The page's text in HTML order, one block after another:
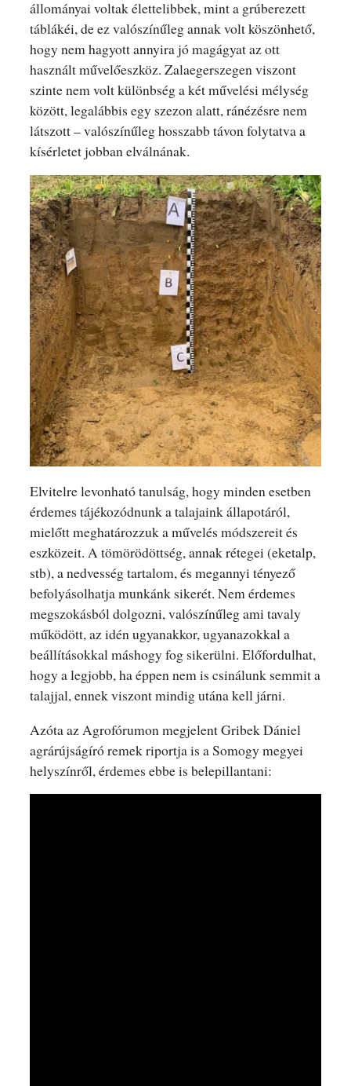
állományai voltak élettelibbek, mint a grúberezett
táblákéi, de ez valószínűleg annak volt köszönhető,
hogy nem hagyott annyira jó magágyat az ott
használt művelőeszköz. Zalaegerszegen viszont
szinte nem volt különbség a két művelési mélység
között, legalábbis egy szezon alatt, ránézésre nem
látszott – valószínűleg hosszabb távon folytatva a
kísérletet jobban elválnának.
Elvitelre levonható tanulság, hogy minden esetben
érdemes tájékozódnunk a talajaink állapotáról,
mielőtt meghatározzuk a művelés módszereit és
eszközeit. A tömörödöttség, annak rétegei (eketalp,
stb), a nedvesség tartalom, és megannyi tényező
befolyásolhatja munkánk sikerét. Nem érdemes
megszokásból dolgozni, valószínűleg ami tavaly
működött, az idén ugyanakkor, ugyanazokkal a
beállításokkal máshogy fog sikerülni. Előfordulhat,
hogy a legjobb, ha éppen nem is csinálunk semmit a
talajjal, ennek viszont mindig utána kell járni.
Azóta az Agrofórumon megjelent Gribek Dániel
agrárújságíró remek riportja is a Somogy megyei
helyszínről, érdemes ebbe is belepillantani: